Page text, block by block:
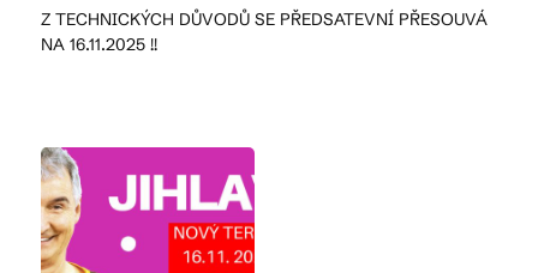
Z TECHNICKÝCH DŮVODŮ SE PŘEDSATEVNÍ PŘESOUVÁ
NA 16.11.2025 !!